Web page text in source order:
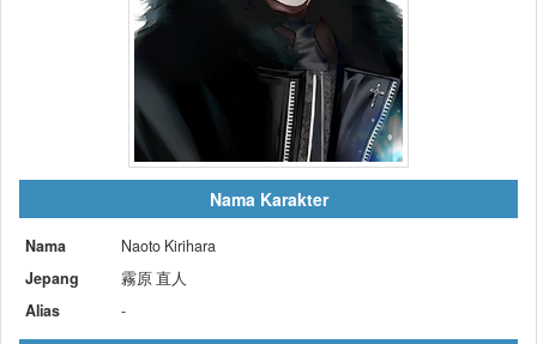
Nama Karakter
Nama
Naoto Kirihara
Jepang
霧原 直人
Alias
-